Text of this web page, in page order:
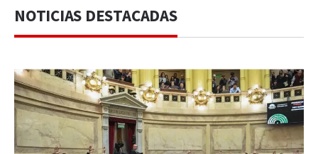
NOTICIAS DESTACADAS